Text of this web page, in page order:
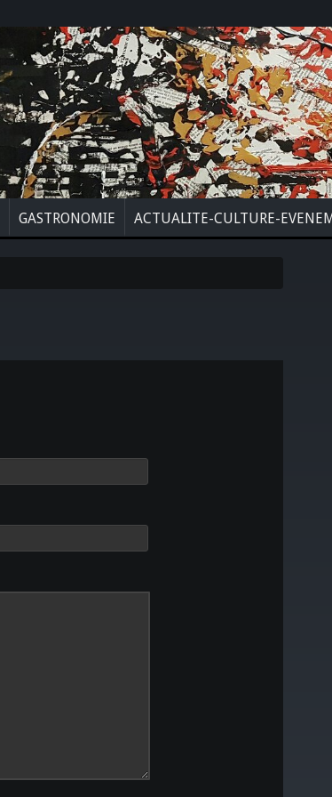
GASTRONOMIE ACTUALITE-CULTURE-